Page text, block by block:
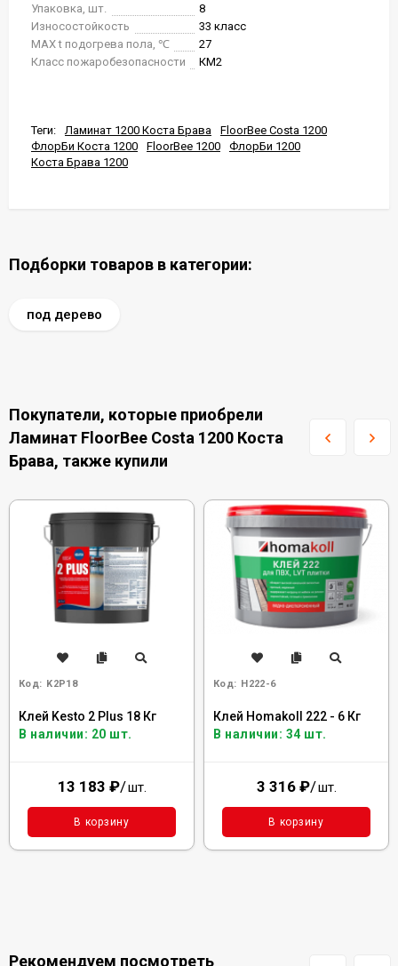
Упаковка, шт.
8
Износостойкость
33 класс
MAX t подогрева пола, ℃
27
Класс пожаробезопасности
КМ2
Теги: Ламинат 1200 Коста Брава
FloorBee Costa 1200
ФлорБи Коста 1200
FloorBee 1200
ФлорБи 1200
Коста Брава 1200
Подборки товаров в категории:
под дерево
Покупатели, которые приобрели
Ламинат FloorBee Costa 1200 Коста
Брава, также купили
Код: K2P18
Клей Kesto 2 Plus 18 Кг
В наличии: 20 шт.
13 183 ₽/шт.
В корзину
Код: H222-6
Клей Homakoll 222 - 6 Кг
В наличии: 34 шт.
3 316 ₽/шт.
В корзину
Рекомендуем посмотреть